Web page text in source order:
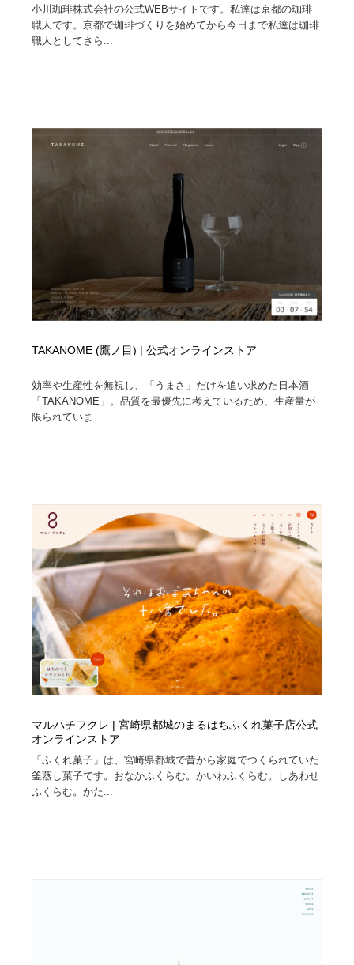
小川珈琲株式会社の公式WEBサイトです。私達は京都の珈琲
職人です。京都で珈琲づくりを始めてから今日まで私達は珈琲
職人としてさら...
TAKANOME (鷹ノ目) | 公式オンラインストア
効率や生産性を無視し、「うまさ」だけを追い求めた日本酒
「TAKANOME」。品質を最優先に考えているため、生産量が
限られていま...
マルハチフクレ | 宮崎県都城のまるはちふくれ菓子店公式
オンラインストア
「ふくれ菓子」は、宮崎県都城で昔から家庭でつくられていた
釜蒸し菓子です。おなかふくらむ。かいわふくらむ。しあわせ
ふくらむ。かた...